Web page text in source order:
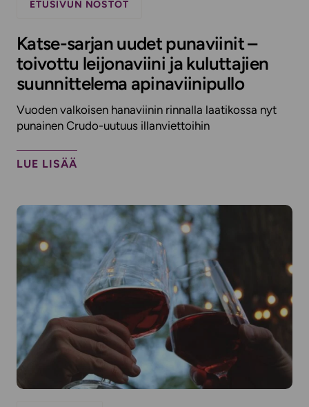
ETUSIVUN NOSTOT
Katse-sarjan uudet punaviinit –
toivottu leijonaviini ja kuluttajien
suunnittelema apinaviinipullo
Vuoden valkoisen hanaviinin rinnalla laatikossa nyt
punainen Crudo-uutuus illanviettoihin
LUE LISÄÄ